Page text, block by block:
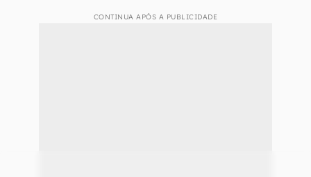
CONTINUA APÓS A PUBLICIDADE